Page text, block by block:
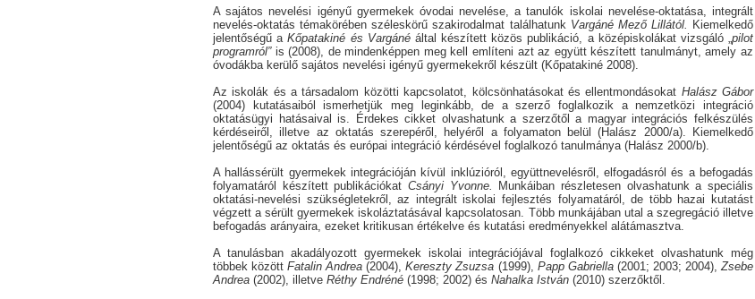
A sajátos nevelési igényű gyermekek óvodai nevelése, a tanulók iskolai nevelése-oktatása, integrált
nevelés-oktatás témakörében széleskörű szakirodalmat találhatunk Vargáné Mező Lillától. Kiemelkedő
jelentőségű aKőpatakiné és Vargánéáltal készített közös publikáció, a középiskolákat vizsgáló „pilot
programról”is (2008), de mindenképpen meg kell említeni azt az együtt készített tanulmányt, amely az
óvodákba kerülő sajátos nevelési igényű gyermekekről készült (Kőpatakiné 2008).
Az iskolák és a társadalom közötti kapcsolatot, kölcsönhatásokat és ellentmondásokat Halász Gábor
(2004) kutatásaiból ismerhetjük meg leginkább, de a szerző foglalkozik a nemzetközi integráció
oktatásügyi hatásaival is. Érdekes cikket olvashatunk a szerzőtől a magyar integrációs felkészülés
kérdéseiről, illetve az oktatás szerepéről, helyéről a folyamaton belül (Halász 2000/a). Kiemelkedő
jelentőségű az oktatás és európai integráció kérdésével foglalkozó tanulmánya (Halász 2000/b).
A hallássérült gyermekek integrációján kívül inklúzióról, együttnevelésről, elfogadásról és a befogadás
folyamatáról készített publikációkat Csányi Yvonne.
Munkáiban részletesen olvashatunk a speciális
oktatási-nevelési szükségletekről, az integrált iskolai fejlesztés folyamatáról, de több hazai kutatást
végzett a sérült gyermekek iskoláztatásával kapcsolatosan. Több munkájában utal a szegregáció illetve
befogadás arányaira, ezeket kritikusan értékelve és kutatási eredményekkel alátámasztva.
A tanulásban akadályozott gyermekek iskolai integrációjával foglalkozó cikkeket olvashatunk még
többek közöttFatalin Andrea (2004),Kereszty Zsuzsa (1999), Papp Gabriella(2001; 2003; 2004),Zsebe
Andrea (2002), illetve Réthy Endréné (1998; 2002) és Nahalka István (2010) szerzőktől.